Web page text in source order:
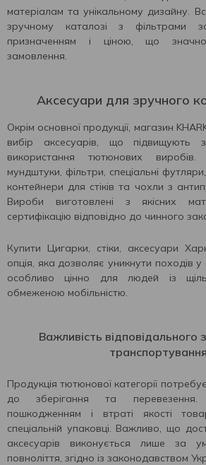
матеріалам та унікальному дизайну.
зручному каталозі з фільтрами
призначенням і ціною, що
замовлення.
Аксесуари для зручного
Окрім основної продукції, магазин
вибір аксесуарів, що підвищують
використання тютюнових
мундштуки, фільтри, спеціальні
контейнери для стіків та чохли з
Вироби виготовлені з якісних
сертифікацію відповідно до чинного
Купити Цигарки, стіки, аксесуари
опція, яка дозволяє уникнути походів
особливо цінно для людей із
обмеженою мобільністю.
Важливість відповідального
транспортування
Продукція тютюнової категорії
до зберігання та перевезення.
пошкодженням і втраті якості
спеціальній упаковці. Важливо, що
аксесуарів виконується лише за
повноліття, згідно із законодавством